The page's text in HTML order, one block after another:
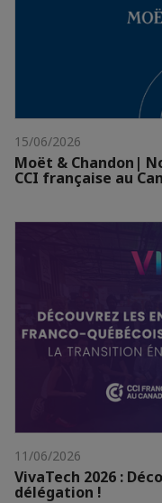
15/06/2026
Moët & Chandon|
CCI française au
11/06/2026
VivaTech 2026 :
délégation !